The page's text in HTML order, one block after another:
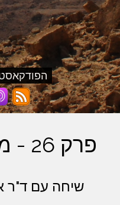
פרק 26 - משמעותי ונוכח
שיחה עם ד"ר